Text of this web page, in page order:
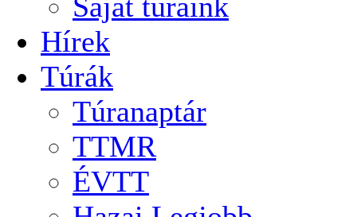
Hírek
Túrák
Túranaptár
TTMR
ÉVTT